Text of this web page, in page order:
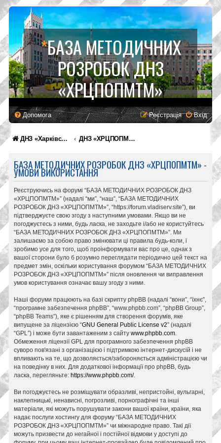
*БАЗА МЕТОДИЧНИХ
РОЗРОБОК ДНЗ
«ХРЦПОПМТМ»
Допомога Вхід
Реєстрація
ДНЗ «Харківський регіональний центр професійної освіти поліграфічних медіатехнологій та машинобудування» ДНЗ «ХРЦПОПМТМ»
БАЗА МЕТОДИЧНИХ РОЗРОБОК ДНЗ «ХРЦПОПМТМ» -
УМОВИ ВИКОРИСТАННЯ
Реєструючись на форумі “БАЗА МЕТОДИЧНИХ РОЗРОБОК ДНЗ
«ХРЦПОПМТМ»” (надалі “ми”, “наш”, “БАЗА МЕТОДИЧНИХ
РОЗРОБОК ДНЗ «ХРЦПОПМТМ»”, “https://forum.vladiserv.site”), ви
підтверджуєте свою згоду з наступними умовами. Якщо ви не
погоджуєтесь з ними, будь ласка, не заходьте і/або не користуйтесь
“БАЗА МЕТОДИЧНИХ РОЗРОБОК ДНЗ «ХРЦПОПМТМ»”. Ми
залишаємо за собою право змінювати ці правила будь-коли, і
зробимо усе для того, щоб проінформувати вас про це, однак з
вашої сторони було б розумно переглядати періодично цей текст на
предмет змін, оскільки користування форумом “БАЗА МЕТОДИЧНИХ
РОЗРОБОК ДНЗ «ХРЦПОПМТМ»” після оновлення чи виправлення
умов користування означає вашу згоду з ними.
Наші форуми працюють на базі скрипту phpBB (надалі “вони”, “їхнє”,
“програмне забезпечення phpBB”, “www.phpbb.com”, “phpBB Group”,
“phpBB Teams”), яке є рішенням для створення форумів, яке
випущене за ліцензією “GNU General Public License v2” (надалі
“GPL”) і може бути завантаженим з сайту www.phpbb.com
Обмеження ліцензії GPL для програмного забезпечення phpBB
суворо пов'язані з організацією і підтримкою інтернет-дискусій і не
впливають на те, що дозволяється/забороняється адміністрацією чи
на поведінку в них. Для додаткової інформації про phpBB, будь
ласка, перегляньте: https://www.phpbb.com/.
Ви погоджуєтесь не розміщувати образливі, непристойні, вульгарні,
наклепницькі, ненависні, погрозливі, порнографічні та інші
матеріали, які можуть порушувати закони вашої країни, країни, яка
надає послуги хостингу для форуму “БАЗА МЕТОДИЧНИХ
РОЗРОБОК ДНЗ «ХРЦПОПМТМ»” чи міжнародне право. Такі дії
можуть призвести до негайної і постійної відмови у доступі до